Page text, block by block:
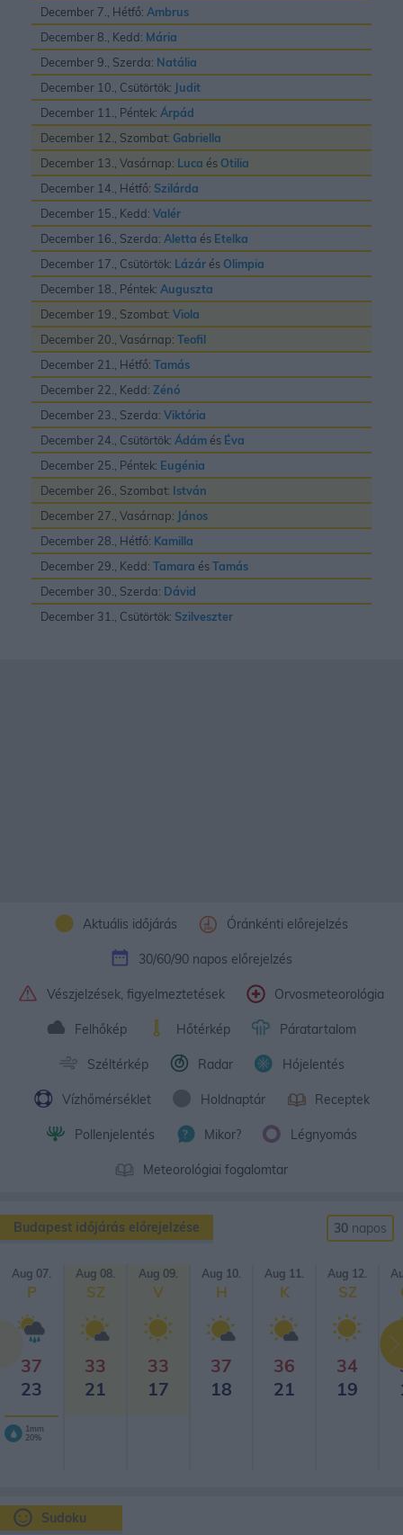
December 7., Hétfő: Ambrus
December 8., Kedd: Mária
December 9., Szerda: Natália
December 10., Csütörtök: Judit
December 11., Péntek: Árpád
December 12., Szombat: Gabriella
December 13., Vasárnap: Luca és Otilia
December 14., Hétfő: Szilárda
December 15., Kedd: Valér
December 16., Szerda: Aletta és Etelka
December 17., Csütörtök: Lázár és Olimpia
December 18., Péntek: Auguszta
December 19., Szombat: Viola
December 20., Vasárnap: Teofil
December 21., Hétfő: Tamás
December 22., Kedd: Zénó
December 23., Szerda: Viktória
December 24., Csütörtök: Ádám és Éva
December 25., Péntek: Eugénia
December 26., Szombat: István
December 27., Vasárnap: János
December 28., Hétfő: Kamilla
December 29., Kedd: Tamara ésTamás
December 30., Szerda: Dávid
December 31., Csütörtök: Szilveszter
Aktuális időjárás Óránkénti előrejelzés
30/60/90 napos előrejelzés
Vészjelzések, figyelmeztetések Orvosmeteorológia
Felhőkép Hőtérkép Páratartalom
Széltérkép Radar Hójelentés
Vízhőmérséklet Holdnaptár Receptek
Pollenjelentés Mikor? Légnyomás
Meteorológiai fogalomtar
Budapest időjárás előrejelzése 30 napos
Aug 07.
P
37
23
1mm
20%
Aug 08.
SZ
33
21
Aug 09.
V
33
17
Aug 10.
H
37
18
Aug 11.
K
36
21
Aug 12.
SZ
34
19
Sudoku